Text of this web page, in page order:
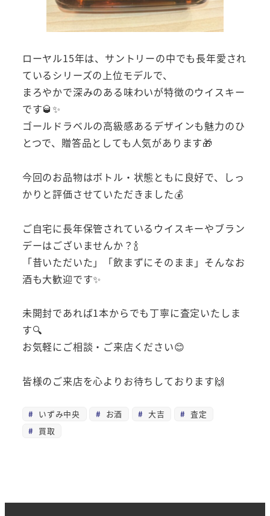
ローヤル15年は、サントリーの中でも長年愛され
ているシリーズの上位モデルで、
まろやかで深みのある味わいが特徴のウイスキー
です🥃✨
ゴールドラベルの高級感あるデザインも魅力のひ
とつで、贈答品としても人気があります🎁
今回のお品物はボトル・状態ともに良好で、しっ
かりと評価させていただきました💰
ご自宅に長年保管されているウイスキーやブラン
デーはございませんか？🍾
「昔いただいた」「飲まずにそのまま」そんなお
酒も大歓迎です✨
未開封であれば1本からでも丁寧に査定いたしま
す🔍
お気軽にご相談・ご来店ください😊
皆様のご来店を心よりお待ちしております🙌
いずみ中央 お酒 大吉
査定
買取